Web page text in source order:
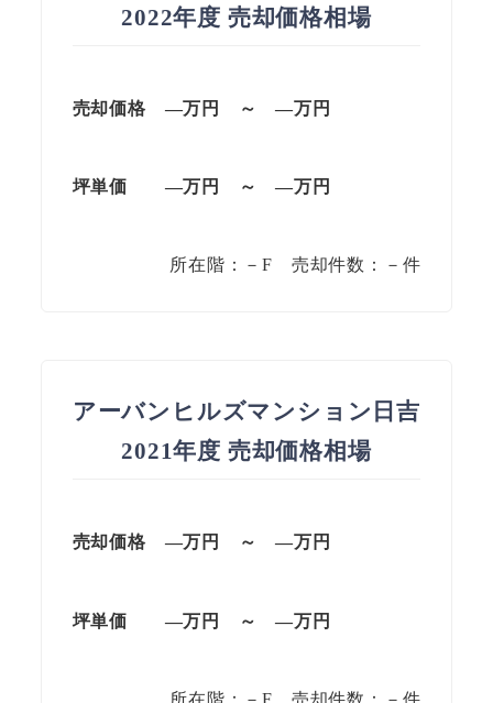
2022年度 売却価格相場
売却価格 —万円 ～ —万円
坪単価 —万円 ～ —万円
所在階：－F 売却件数：－件
アーバンヒルズマンション日吉
2021年度 売却価格相場
売却価格 —万円 ～ —万円
坪単価 —万円 ～ —万円
所在階：－F 売却件数：－件